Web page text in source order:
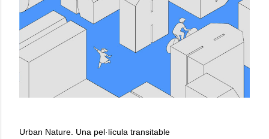
Urban Nature. Una pel·lícula transitable